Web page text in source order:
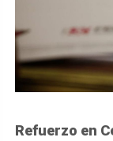
Refuerzo en